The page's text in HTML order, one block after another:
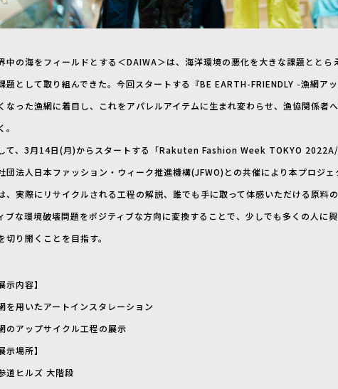
中の海をフィールドとする＜DAIWA＞は、海洋環境の悪化を大きな課題とと
題として取り組んできた。今回スタートする『BE EARTH-FRIENDLY -漁網ア
なった漁網に着目し、これをアパレルアイテムに生まれ変わらせ、漁協関係者
。
て、3月14日(月)からスタートする「Rakuten Fashion Week TOKYO 2022A/
団法人日本ファッション・ウィーク推進機構(JFWO)との共催により本プロジ
、実際にリサイクルされる工程の解説、誰でも手に取って体感いただける原料
ブな環境破壊問題をポジティブな方向に変換することで、少しでも多くの人に
切り開くことを目指す。
示内容】
を用いたアートインスタレーション
のアップサイクル工程の展示
示場所】
道ヒルズ 大階段